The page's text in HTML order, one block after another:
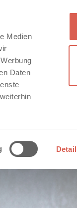
Medien
Daten